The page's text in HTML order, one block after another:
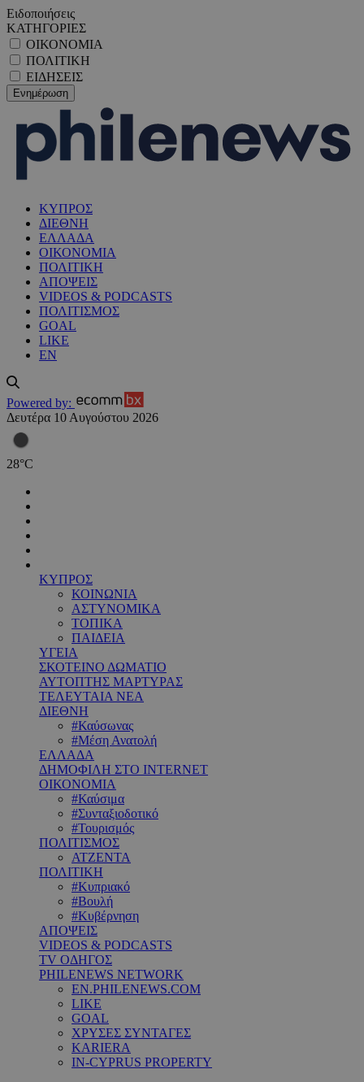
Ειδοποιήσεις
ΚΑΤΗΓΟΡΙΕΣ
ΟΙΚΟΝΟΜΙΑ
ΠΟΛΙΤΙΚΗ
ΕΙΔΗΣΕΙΣ
ΚΥΠΡΟΣ
ΔΙΕΘΝΗ
ΕΛΛΑΔΑ
ΟΙΚΟΝΟΜΙΑ
ΠΟΛΙΤΙΚΗ
ΑΠΟΨΕΙΣ
VIDEOS & PODCASTS
ΠΟΛΙΤΙΣΜΟΣ
GOAL
LIKE
EN
Powered by:
Δευτέρα 10 Αυγούστου 2026
28°C
ΚΥΠΡΟΣ
ΚΟΙΝΩΝΙΑ
ΑΣΤΥΝΟΜΙΚΑ
ΤΟΠΙΚΑ
ΠΑΙΔΕΙΑ
ΥΓΕΙΑ
ΣΚΟΤΕΙΝΟ ΔΩΜΑΤΙΟ
ΑΥΤΟΠΤΗΣ ΜΑΡΤΥΡΑΣ
ΤΕΛΕΥΤΑΙΑ ΝΕΑ
ΔΙΕΘΝΗ
#Καύσωνας
#Μέση Ανατολή
ΕΛΛΑΔΑ
ΔΗΜΟΦΙΛΗ ΣΤΟ INTERNET
ΟΙΚΟΝΟΜΙΑ
#Καύσιμα
#Συνταξιοδοτικό
#Τουρισμός
ΠΟΛΙΤΙΣΜΟΣ
ΑΤΖΕΝΤΑ
ΠΟΛΙΤΙΚΗ
#Κυπριακό
#Βουλή
#Κυβέρνηση
ΑΠΟΨΕΙΣ
VIDEOS & PODCASTS
TV ΟΔΗΓΟΣ
PHILENEWS NETWORK
EN.PHILENEWS.COM
LIKE
GOAL
ΧΡΥΣΕΣ ΣΥΝΤΑΓΕΣ
KARIERA
IN-CYPRUS PROPERTY